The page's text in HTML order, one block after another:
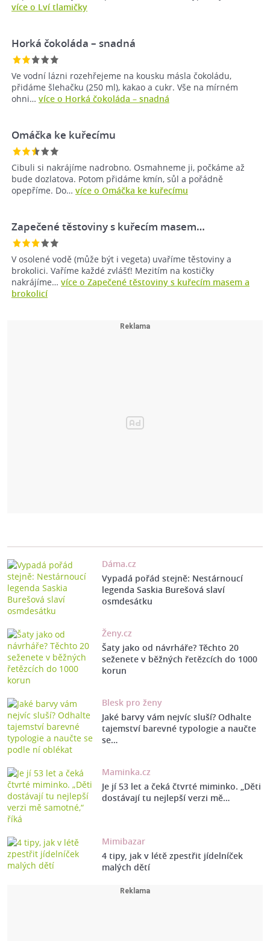
více o Lví tlamičky
Horká čokoláda – snadná
Ve vodní lázni rozehřejeme na kousku másla čokoládu,
přidáme šlehačku (250 ml), kakao a cukr. Vše na mírném
ohni… více o Horká čokoláda – snadná
Omáčka ke kuřecímu
Cibuli si nakrájíme nadrobno. Osmahneme ji, počkáme až
bude dozlatova. Potom přidáme kmín, sůl a pořádně
opepříme. Do… více o Omáčka ke kuřecímu
Zapečené těstoviny s kuřecím masem…
V osolené vodě (může být i vegeta) uvaříme těstoviny a
brokolici. Vaříme každé zvlášť! Mezitím na kostičky
nakrájíme… více o Zapečené těstoviny s kuřecím masem a
brokolicí
Dáma.cz
Vypadá pořád stejně: Nestárnoucí
legenda Saskia Burešová slaví
osmdesátku
Ženy.cz
Šaty jako od návrháře? Těchto 20
seženete v běžných řetězcích do 1000
korun
Blesk pro ženy
Jaké barvy vám nejvíc sluší? Odhalte
tajemství barevné typologie a naučte
se…
Maminka.cz
Je jí 53 let a čeká čtvrté miminko. „Děti
dostávají tu nejlepší verzi mě…
Mimibazar
4 tipy, jak v létě zpestřit jídelníček
malých dětí